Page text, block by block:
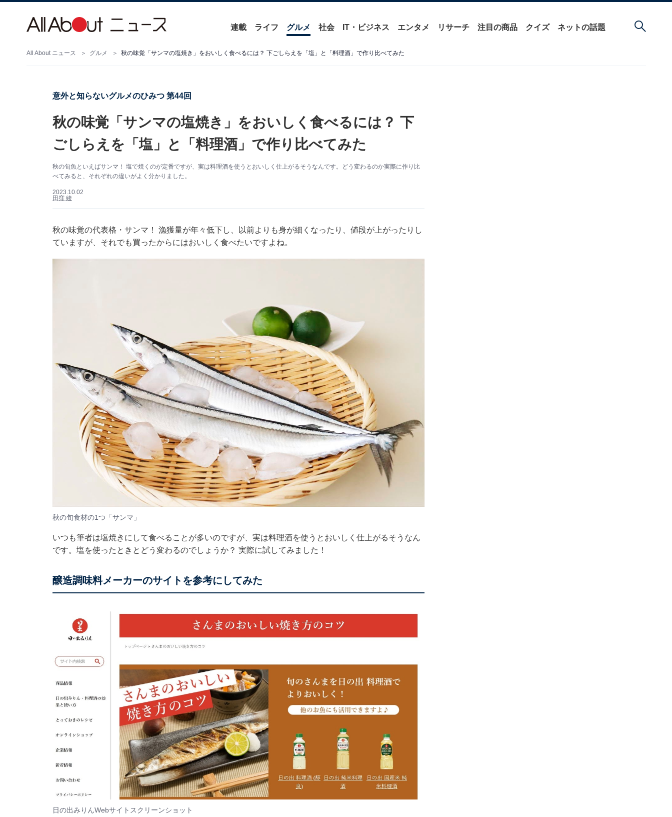
連載 ライフ グルメ 社会 IT・ビジネス エンタメ リサーチ 注目の商品 クイズ ネットの話題
All About ニュース グルメ 秋の味覚「サンマの塩焼き」をおいしく食べるには？ 下ごしらえを「塩」と「料理酒」で作り比べてみた
意外と知らないグルメのひみつ 第44回
秋の味覚「サンマの塩焼き」をおいしく食べるには？ 下
ごしらえを「塩」と「料理酒」で作り比べてみた
秋の旬魚といえばサンマ！ 塩で焼くのが定番ですが、実は料理酒を使うとおいしく仕上がるそうなんです。どう変わるのか実際に作り比
べてみると、それぞれの違いがよく分かりました。
2023.10.02
田窪 綾
秋の味覚の代表格・サンマ！ 漁獲量が年々低下し、以前よりも身が細くなったり、値段が上がったりし
ていますが、それでも買ったからにはおいしく食べたいですよね。
秋の旬食材の1つ「サンマ」
いつも筆者は塩焼きにして食べることが多いのですが、実は料理酒を使うとおいしく仕上がるそうなん
です。塩を使ったときとどう変わるのでしょうか？ 実際に試してみました！
醸造調味料メーカーのサイトを参考にしてみた
日の出みりんWebサイトスクリーンショット